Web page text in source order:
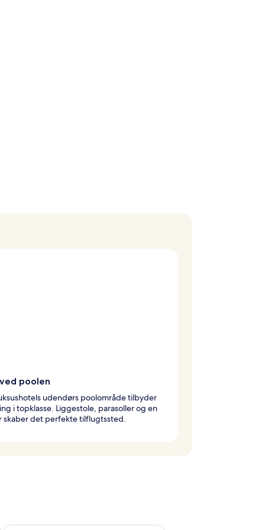
poolen
udendørs poolområde tilbyder
i topklasse. Liggestole, parasoller og en
skaber det perfekte tilflugtssted.